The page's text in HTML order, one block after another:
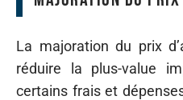
La majoration du prix
réduire la plus-value
certains frais et